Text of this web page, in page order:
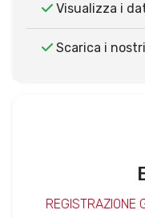
Visualizza i
Scarica i
REGISTRAZIONE